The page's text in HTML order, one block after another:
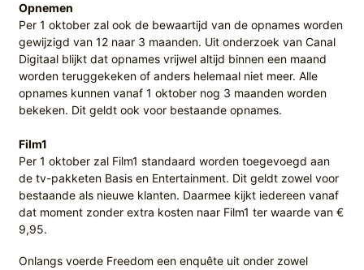
Opnemen
Per 1 oktober zal ook de bewaartijd van de opnames worden
gewijzigd van 12 naar 3 maanden. Uit onderzoek van Canal
Digitaal blijkt dat opnames vrijwel altijd binnen een maand
worden teruggekeken of anders helemaal niet meer. Alle
opnames kunnen vanaf 1 oktober nog 3 maanden worden
bekeken. Dit geldt ook voor bestaande opnames.
Film1
Per 1 oktober zal Film1 standaard worden toegevoegd aan
de tv-pakketen Basis en Entertainment. Dit geldt zowel voor
bestaande als nieuwe klanten. Daarmee kijkt iedereen vanaf
dat moment zonder extra kosten naar Film1 ter waarde van €
9,95.
Onlangs voerde Freedom een enquête uit onder zowel